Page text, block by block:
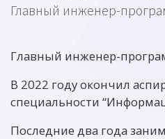
Главный инженер-
Главный инженер-
В 2022 году окончил
специальности
Последние два года